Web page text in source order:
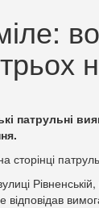
патрульні
відповідав